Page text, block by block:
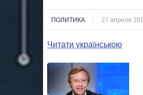
ПОЛИТИКА 27 апреля
Читати українською